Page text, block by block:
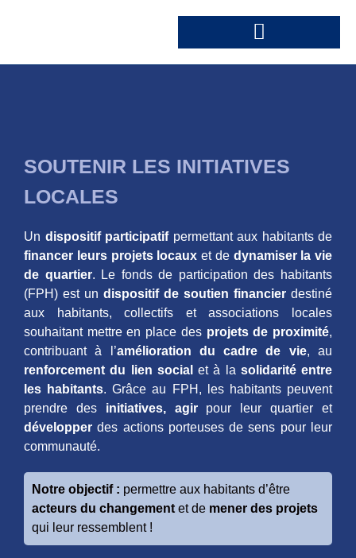
SOUTENIR LES INITIATIVES
LOCALES
Un dispositif participatifpermettant aux habitants de
financer leurs projets locaux et de dynamiser la vie
de quartier. Le fonds de participation des habitants
(FPH) est un dispositif de soutien financier destiné
aux habitants, collectifs et associations locales
souhaitant mettre en place des projets de proximité,
contribuant à l’amélioration du cadre de vie, au
renforcement du lien social et à la solidarité entre
les habitants. Grâce au FPH, les habitants peuvent
prendre des initiatives, agirpour leur quartier et
développer des actions porteuses de sens pour leur
communauté.
Notre objectif : permettre aux habitants d’être
acteurs du changement et de mener des projets
qui leur ressemblent !